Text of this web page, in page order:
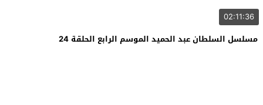
02:11:36
مسلسل السلطان عبد الحميد الموسم الرابع الحلقة 24